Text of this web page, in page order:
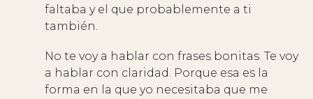
faltaba y el que probablemente a ti
también.
No te voy a hablar con frases bonitas. Te voy
a hablar con claridad. Porque esa es la
forma en la que yo necesitaba que me